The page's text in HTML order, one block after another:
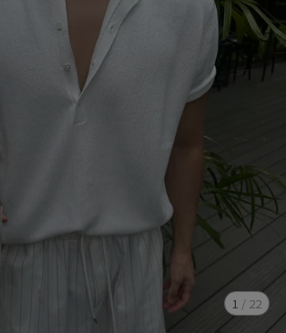
1 / 22